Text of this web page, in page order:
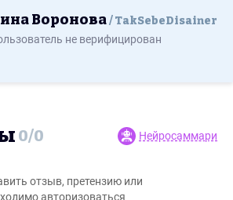
Воронова TakSebeDisainer
не верифицирован
0/0 Нейросаммари
отзыв, претензию или
авторизоваться